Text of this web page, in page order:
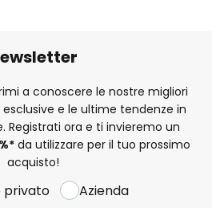
a conoscere le nostre migliori
e le ultime tendenze in
Registrati ora e ti invieremo un
*da utilizzare per il tuo prossimo
acquisto!
privato Azienda